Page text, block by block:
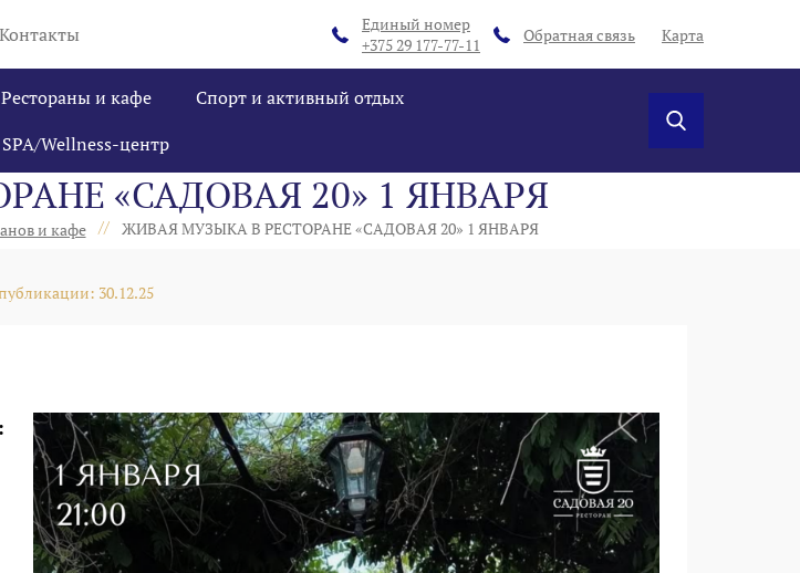
Контакты
Единый номер
+375 29 177-77-11
Обратная связь Карта
Рестораны и кафе
Спорт и активный отдых
SPA/Wellness-центр
«САДОВАЯ 20» 1 ЯНВАРЯ
и кафе // ЖИВАЯ МУЗЫКА В РЕСТОРАНЕ «САДОВАЯ 20» 1 ЯНВАРЯ
30.12.25